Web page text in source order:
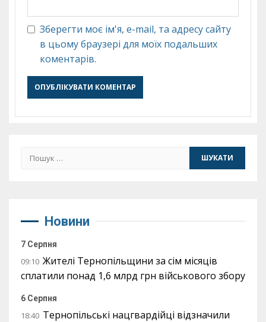
Зберегти моє ім'я, e-mail, та адресу сайту
в цьому браузері для моїх подальших
коментарів.
Пошук:
Новини
7 Серпня
09:10 Жителі Тернопільщини за сім місяців
сплатили понад 1,6 млрд грн військового збору
6 Серпня
18:40 Тернопільські нацгвардійці відзначили